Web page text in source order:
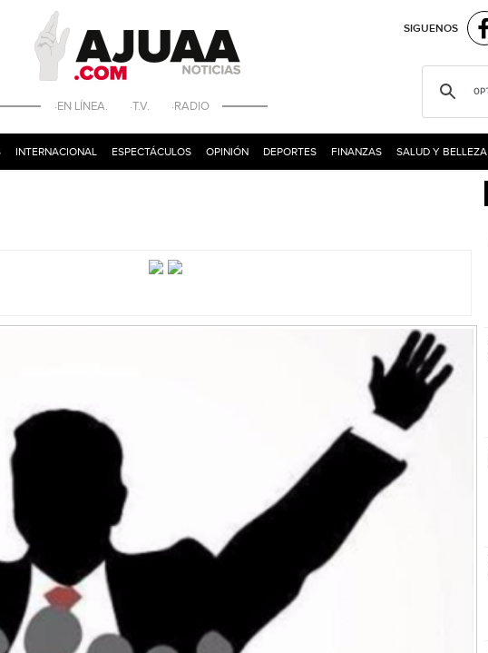
·EN LÍNEA. ·T.V. ·RADIO
SIGUENOS
INTERNACIONAL ESPECTÁCULOS OPINIÓN DEPORTES FINANZAS SALUD Y BELLEZA